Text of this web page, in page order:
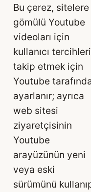
Bu çerez, sitelere
gömülü Youtube
videoları için
kullanıcı
takip etmek için
Youtube
ayarlanır; ayrıca
web sitesi
ziyaretçisinin
Youtube
arayüzünün yeni
veya eski
sürümünü